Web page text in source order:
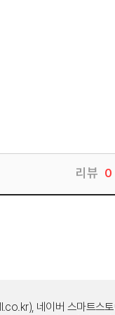
리뷰 0
네이버 스마트스토